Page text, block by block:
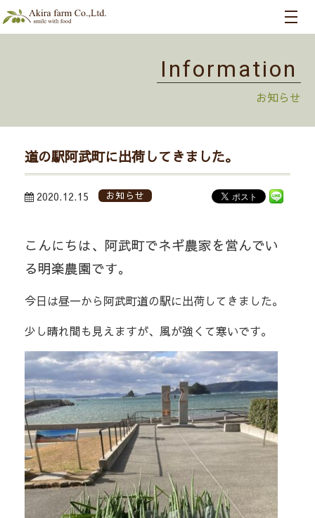
Information
お知らせ
道の駅阿武町に出荷してきました。
2020.12.15 お知らせ
こんにちは、阿武町でネギ農家を営んでい
る明楽農園です。
今日は昼一から阿武町道の駅に出荷してきました。
少し晴れ間も見えますが、風が強くて寒いです。